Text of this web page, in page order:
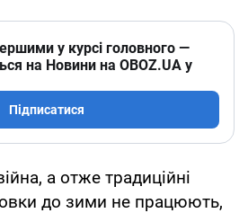
у курсі головного —
на Новини на OBOZ.UA у
Підписатися
а отже традиційні
до зими не працюють,